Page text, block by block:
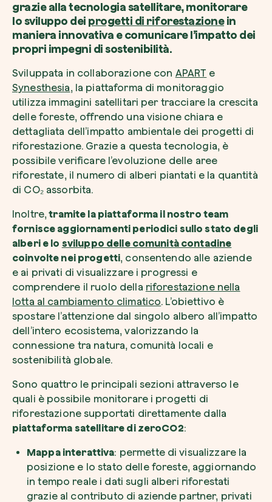
grazie alla tecnologia satellitare, monitorare
lo sviluppo dei progetti di riforestazionein
maniera innovativa e comunicare l’impatto dei
propri impegni di sostenibilità.
Sviluppata in collaborazione con APART e
Synesthesia, la piattaforma di monitoraggio
utilizza immagini satellitari per tracciare la crescita
delle foreste, offrendo una visione chiara e
dettagliata dell’impatto ambientale dei progetti di
riforestazione. Grazie a questa tecnologia, è
possibile verificare l’evoluzione delle aree
riforestate, il numero di alberi piantati e la quantità
di CO₂ assorbita.
Inoltre,tramite la piattaforma il nostro team
fornisce aggiornamenti periodici sullo stato degli
alberi e lo sviluppo delle comunità contadine
coinvolte nei progetti, consentendo alle aziende
e ai privati di visualizzare i progressi e
comprendere il ruolo della riforestazione nella
lotta al cambiamento climatico. L’obiettivo è
spostare l’attenzione dal singolo albero all’impatto
dell’intero ecosistema, valorizzando la
connessione tra natura, comunità locali e
sostenibilità globale.
Sono quattro le principali sezioni attraverso le
quali è possibile monitorare i progetti di
riforestazione supportati direttamente dalla
piattaforma satellitare di zeroCO2:
Mappa interattiva: permette di visualizzare la
posizione e lo stato delle foreste, aggiornando
in tempo reale i dati sugli alberi riforestati
grazie al contributo di aziende partner, privati